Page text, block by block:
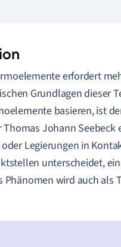
erfordert
Grundlagen dieser
basieren, ist
Thomas Johann
Legierungen in
unterscheidet,
Phänomen wird auch als